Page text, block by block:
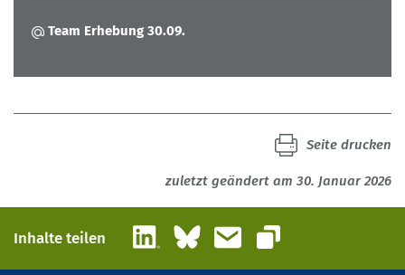
Team Erhebung 30.09.
zuletzt geändert am 30. Januar 2026
Seite drucken
Inhalte teilen LinkedInBlueskyE-Mail
Link kopieren